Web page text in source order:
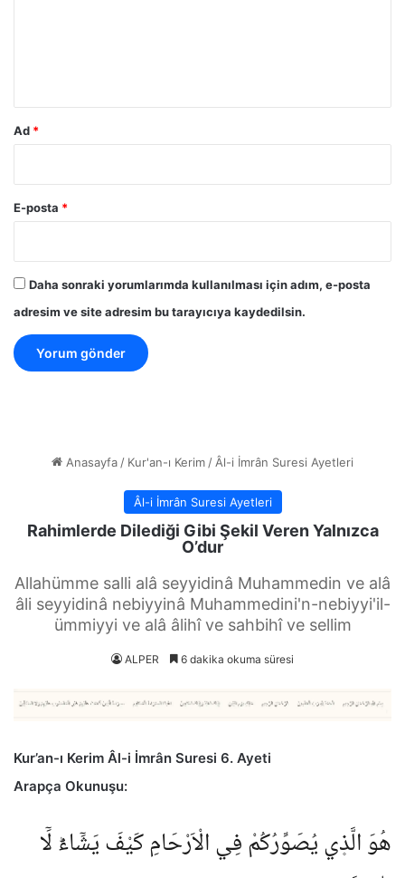
Ad *
E-posta *
Daha sonraki yorumlarımda kullanılması için adım, e-posta
adresim ve site adresim bu tarayıcıya kaydedilsin.